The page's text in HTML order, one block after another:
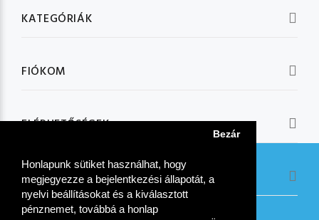
Honlapunk sütiket használhat, hogy
megjegyezze a bejelentkezési állapotát, a
nyelvi beállításokat és a kiválasztott
pénznemet, továbbá a honlap
Bezár
KÖVESSEN MINKET:
KATEGÓRIÁK
FIÓKOM
ELÉRHETŐSÉGEK